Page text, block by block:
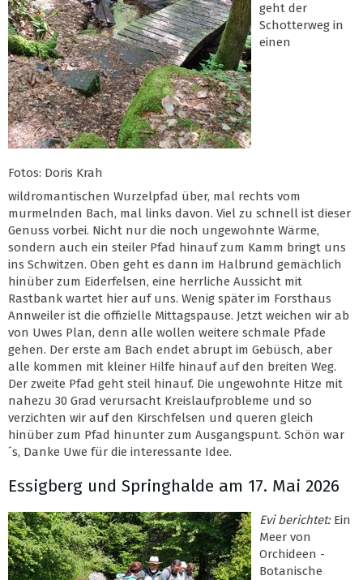
Fotos: Doris Krah
geht der
Schotterweg in
einen
wildromantischen Wurzelpfad über, mal rechts vom
murmelnden Bach, mal links davon. Viel zu schnell ist dieser
Genuss vorbei. Nicht nur die noch ungewohnte Wärme,
sondern auch ein steiler Pfad hinauf zum Kamm bringt uns
ins Schwitzen. Oben geht es dann im Halbrund gemächlich
hinüber zum Eiderfelsen, eine herrliche Aussicht mit
Rastbank wartet hier auf uns. Wenig später im Forsthaus
Annweiler ist die offizielle Mittagspause. Jetzt weichen wir ab
von Uwes Plan, denn alle wollen weitere schmale Pfade
gehen. Der erste am Bach endet abrupt im Gebüsch, aber
alle kommen mit kleiner Hilfe hinauf auf den breiten Weg.
Der zweite Pfad geht steil hinauf. Die ungewohnte Hitze mit
nahezu 30 Grad verursacht Kreislaufprobleme und so
verzichten wir auf den Kirschfelsen und queren gleich
hinüber zum Pfad hinunter zum Ausgangspunt. Schön war
´s, Danke Uwe für die interessante Idee.
Essigberg und Springhalde am 17. Mai 2026
Evi berichtet: Ein
Meer von
Orchideen -
Botanische